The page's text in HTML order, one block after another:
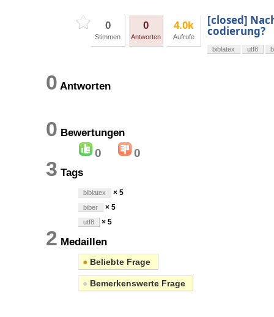
0
Stimmen
0
Antworten
4.0k
Aufrufe
[closed]
codierung?
biblatex utf8
0 Antworten
0 Bewertungen
0 0
3 Tags
biblatex × 5
biber × 5
utf8 × 5
2 Medaillen
● Beliebte Frage
● Bemerkenswerte Frage